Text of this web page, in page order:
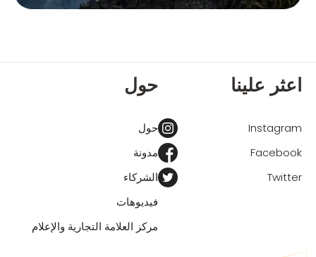
اعثر علينا
Instagram
Facebook
Twitter
حول
حول
مدونة
الشركاء
فيديوهات
مركز العلامة التجارية والإعلام